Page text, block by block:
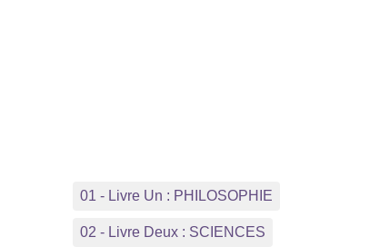
01 - Livre Un : PHILOSOPHIE
02 - Livre Deux : SCIENCES